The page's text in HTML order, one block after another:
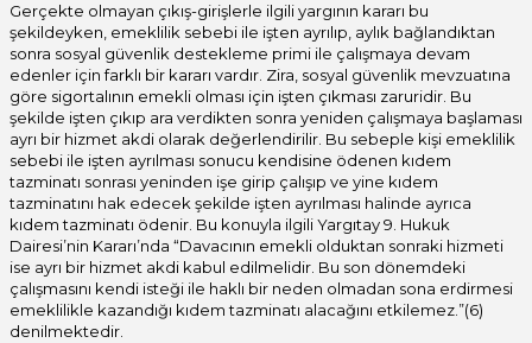
Gerçekte olmayan çıkış-girişlerle ilgili yargının kararı bu
şekildeyken, emeklilik sebebi ile işten ayrılıp, aylık bağlandıktan
sonra sosyal güvenlik destekleme primi ile çalışmaya devam
edenler için farklı bir kararı vardır. Zira, sosyal güvenlik mevzuatına
göre sigortalının emekli olması için işten çıkması zaruridir. Bu
şekilde işten çıkıp ara verdikten sonra yeniden çalışmaya başlaması
ayrı bir hizmet akdi olarak değerlendirilir. Bu sebeple kişi emeklilik
sebebi ile işten ayrılması sonucu kendisine ödenen kıdem
tazminatı sonrası yeninden işe girip çalışıp ve yine kıdem
tazminatını hak edecek şekilde işten ayrılması halinde ayrıca
kıdem tazminatı ödenir. Bu konuyla ilgili Yargıtay 9. Hukuk
Dairesi’nin Kararı’nda “Davacının emekli olduktan sonraki hizmeti
ise ayrı bir hizmet akdi kabul edilmelidir. Bu son dönemdeki
çalışmasını kendi isteği ile haklı bir neden olmadan sona erdirmesi
emeklilikle kazandığı kıdem tazminatı alacağını etkilemez.”(6)
denilmektedir.